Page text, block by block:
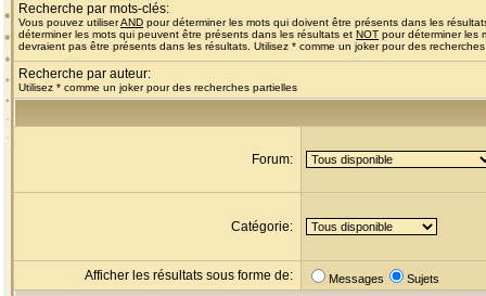
Recherche par mots-clés:
Vous pouvez utiliserAND pour déterminer les mots qui doivent être présents dans les
déterminer les mots qui peuvent être présents dans les résultats et NOT pour déterminer les
devraient pas être présents dans les résultats. Utilisez * comme un joker pour des
Recherche par auteur:
Utilisez * comme un joker pour des recherches partielles
Forum:
Catégorie:
Afficher les résultats sous forme de: Messages Sujets